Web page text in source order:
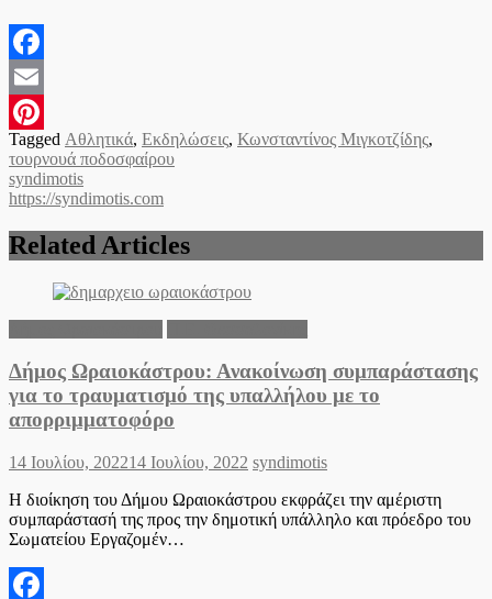
Facebook
Email
Pinterest
Tagged Αθλητικά, Εκδηλώσεις, Κωνσταντίνος Μιγκοτζίδης,
τουρνουά ποδοσφαίρου
syndimotis
https://syndimotis.com
Related Articles
Δήμος Ωραιοκάστρου: Ανακοίνωση συμπαράστασης
για το τραυματισμό της υπαλλήλου με το
απορριμματοφόρο
Posted
14 Ιουλίου, 202214 Ιουλίου, 2022 Author
syndimotis
Η διοίκηση του Δήμου Ωραιοκάστρου εκφράζει την αμέριστη
συμπαράστασή της προς την δημοτική υπάλληλο και πρόεδρο του
Σωματείου Εργαζομέν…